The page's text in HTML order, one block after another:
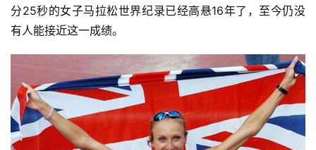
分25秒的女子马拉松世界纪录已经高悬16年了，至今仍没
有人能接近这一成绩。